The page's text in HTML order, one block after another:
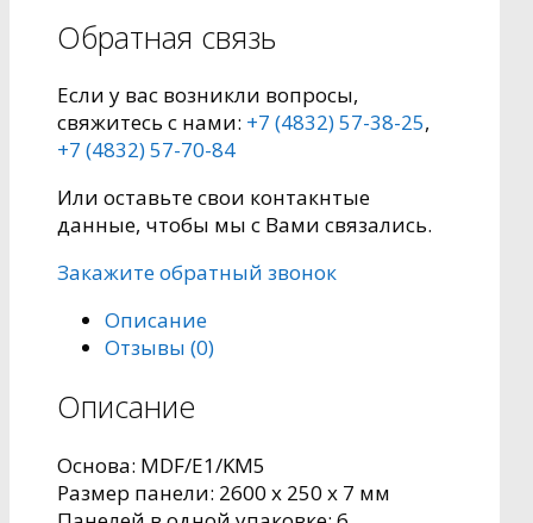
Обратная связь
Если у вас возникли вопросы,
свяжитесь с нами: +7 (4832) 57-38-25,
+7 (4832) 57-70-84
Или оставьте свои контакнтые
данные, чтобы мы с Вами связались.
Закажите обратный звонок
Описание
Отзывы (0)
Описание
Основа: MDF/Е1/KM5
Pазмер панели: 2600 x 250 x 7 мм